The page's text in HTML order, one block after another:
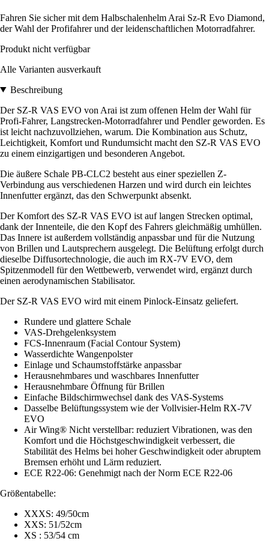
Fahren Sie sicher mit dem Halbschalenhelm Arai Sz-R Evo Diamond,
der Wahl der Profifahrer und der leidenschaftlichen Motorradfahrer.
Produkt nicht verfügbar
Alle Varianten ausverkauft
Beschreibung
Der SZ-R VAS EVO von Arai ist zum offenen Helm der Wahl für
Profi-Fahrer, Langstrecken-Motorradfahrer und Pendler geworden. Es
ist leicht nachzuvollziehen, warum. Die Kombination aus Schutz,
Leichtigkeit, Komfort und Rundumsicht macht den SZ-R VAS EVO
zu einem einzigartigen und besonderen Angebot.
Die äußere Schale PB-CLC2 besteht aus einer speziellen Z-
Verbindung aus verschiedenen Harzen und wird durch ein leichtes
Innenfutter ergänzt, das den Schwerpunkt absenkt.
Der Komfort des SZ-R VAS EVO ist auf langen Strecken optimal,
dank der Innenteile, die den Kopf des Fahrers gleichmäßig umhüllen.
Das Innere ist außerdem vollständig anpassbar und für die Nutzung
von Brillen und Lautsprechern ausgelegt. Die Belüftung erfolgt durch
dieselbe Diffusortechnologie, die auch im RX-7V EVO, dem
Spitzenmodell für den Wettbewerb, verwendet wird, ergänzt durch
einen aerodynamischen Stabilisator.
Der SZ-R VAS EVO wird mit einem Pinlock-Einsatz geliefert.
Rundere und glattere Schale
VAS-Drehgelenksystem
FCS-Innenraum (Facial Contour System)
Wasserdichte Wangenpolster
Einlage und Schaumstoffstärke anpassbar
Herausnehmbares und waschbares Innenfutter
Herausnehmbare Öffnung für Brillen
Einfache Bildschirmwechsel dank des VAS-Systems
Dasselbe Belüftungssystem wie der Vollvisier-Helm RX-7V
EVO
Air Wing® Nicht verstellbar: reduziert Vibrationen, was den
Komfort und die Höchstgeschwindigkeit verbessert, die
Stabilität des Helms bei hoher Geschwindigkeit oder abruptem
Bremsen erhöht und Lärm reduziert.
ECE R22-06: Genehmigt nach der Norm ECE R22-06
Größentabelle:
XXXS: 49/50cm
XXS: 51/52cm
XS : 53/54 cm